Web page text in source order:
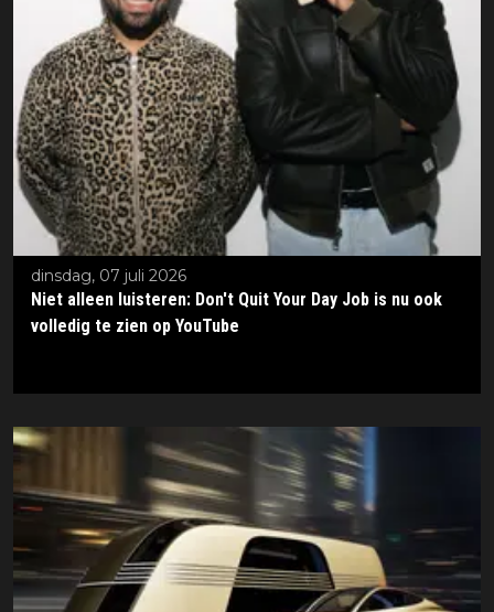
Niet alleen luisteren: Don't Quit Your Day Job is nu ook
volledig te zien op YouTube
dinsdag, 07 juli 2026